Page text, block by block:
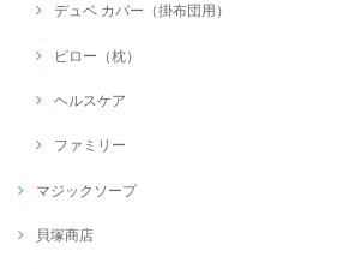
デュベ カバー（掛布団用）
ピロー（枕）
ヘルスケア
ファミリー
マジックソープ
貝塚商店